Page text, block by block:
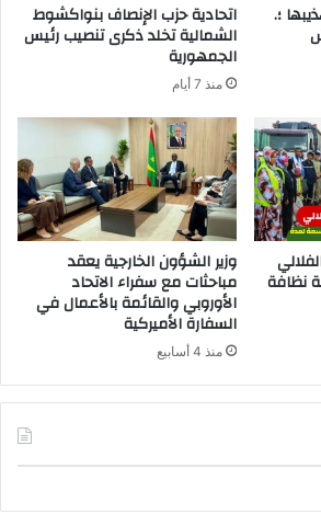
؛. اتحادية حزب الإنصاف بنواكشوط
الشمالية تخلد ذكرى تنصيب رئيس
الجمهورية
منذ 7 أيام
نظافة
وزير الشؤون الخارجية يعقد
مباحثات مع سفراء الاتحاد
الأوروبي والقائمة بالأعمال في
السفارة الأميركية
منذ 4 أسابيع